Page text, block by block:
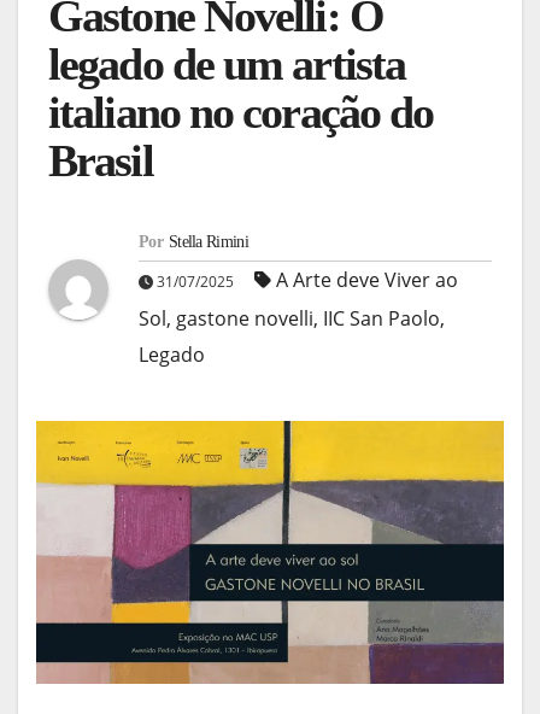
Gastone Novelli: O
legado de um artista
italiano no coração do
Brasil
Por Stella Rimini
31/07/2025
A Arte deve Viver ao
Sol, gastone novelli, IIC San Paolo,
Legado